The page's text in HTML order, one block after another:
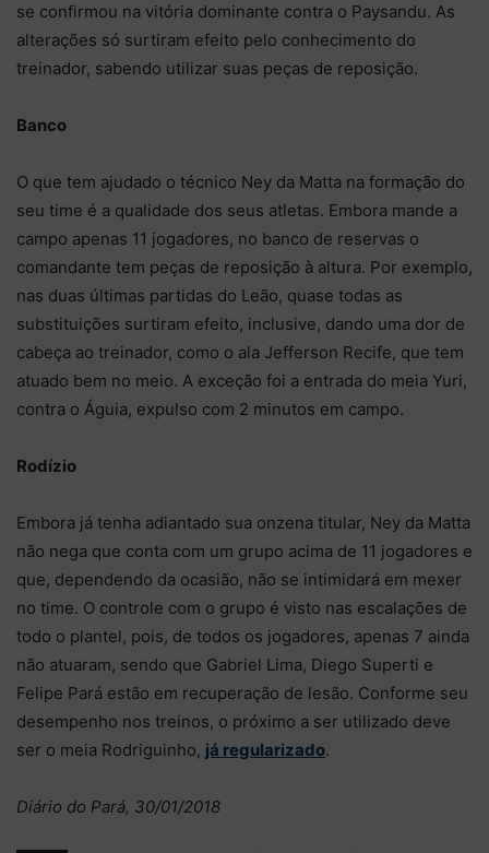
se confirmou na vitória dominante contra o Paysandu. As
alterações só surtiram efeito pelo conhecimento do
treinador, sabendo utilizar suas peças de reposição.
Banco
O que tem ajudado o técnico Ney da Matta na formação do
seu time é a qualidade dos seus atletas. Embora mande a
campo apenas 11 jogadores, no banco de reservas o
comandante tem peças de reposição à altura. Por exemplo,
nas duas últimas partidas do Leão, quase todas as
substituições surtiram efeito, inclusive, dando uma dor de
cabeça ao treinador, como o ala Jefferson Recife, que tem
atuado bem no meio. A exceção foi a entrada do meia Yuri,
contra o Águia, expulso com 2 minutos em campo.
Rodízio
Embora já tenha adiantado sua onzena titular, Ney da Matta
não nega que conta com um grupo acima de 11 jogadores e
que, dependendo da ocasião, não se intimidará em mexer
no time. O controle com o grupo é visto nas escalações de
todo o plantel, pois, de todos os jogadores, apenas 7 ainda
não atuaram, sendo que Gabriel Lima, Diego Superti e
Felipe Pará estão em recuperação de lesão. Conforme seu
desempenho nos treinos, o próximo a ser utilizado deve
ser o meia Rodriguinho, já regularizado.
Diário do Pará, 30/01/2018